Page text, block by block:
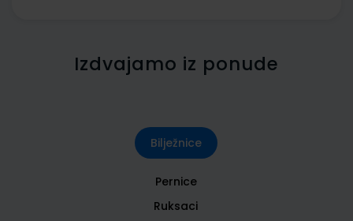
Izdvajamo iz ponude
Bilježnice
Pernice
Ruksaci